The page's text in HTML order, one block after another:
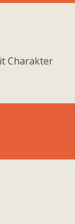
Charakter